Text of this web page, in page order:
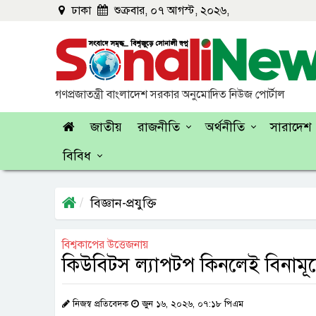
ঢাকা শুক্রবার, ০৭ আগস্ট, ২০২৬,
গণপ্রজাতন্ত্রী বাংলাদেশ সরকার অনুমোদিত নিউজ পোর্টাল
জাতীয় রাজনীতি অর্থনীতি সারাদেশ
বিবিধ
বিজ্ঞান-প্রযুক্তি
বিশ্বকাপের উত্তেজনায়
কিউবিটস ল্যাপটপ কিনলেই
নিজস্ব প্রতিবেদক জুন ১৬, ২০২৬, ০৭:১৮ পিএম